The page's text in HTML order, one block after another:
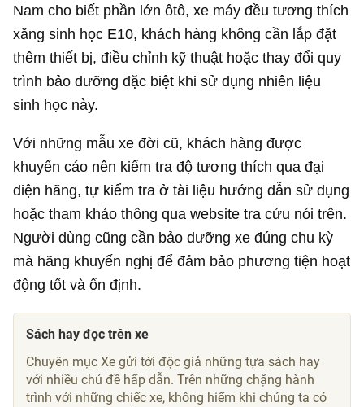
Nam cho biết phần lớn ôtô, xe máy đều tương thích
xăng sinh học E10, khách hàng không cần lắp đặt
thêm thiết bị, điều chỉnh kỹ thuật hoặc thay đổi quy
trình bảo dưỡng đặc biệt khi sử dụng nhiên liệu
sinh học này.
Với những mẫu xe đời cũ, khách hàng được
khuyến cáo nên kiểm tra độ tương thích qua đại
diện hãng, tự kiểm tra ở tài liệu hướng dẫn sử dụng
hoặc tham khảo thông qua website tra cứu nói trên.
Người dùng cũng cần bảo dưỡng xe đúng chu kỳ
mà hãng khuyến nghị để đảm bảo phương tiện hoạt
động tốt và ổn định.
Sách hay đọc trên xe
Chuyên mục Xe gửi tới độc giả những tựa sách hay
với nhiều chủ đề hấp dẫn. Trên những chặng hành
trình với những chiếc xe, không hiếm khi chúng ta có